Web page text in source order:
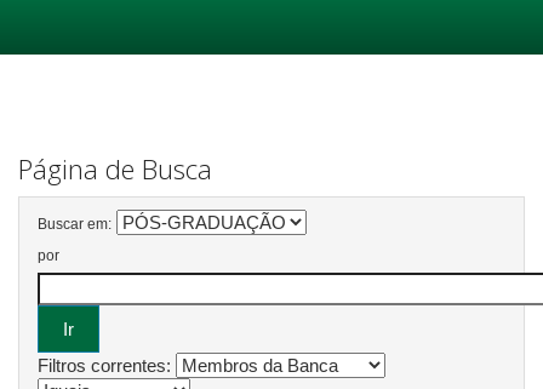
Página de Busca
Buscar em:
por
Filtros correntes: